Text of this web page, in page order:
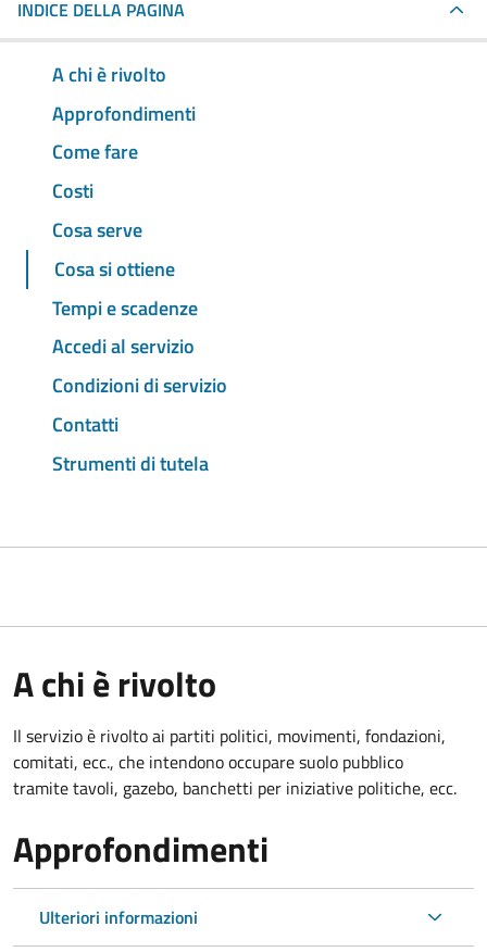
INDICE DELLA PAGINA
A chi è rivolto
Approfondimenti
Come fare
Costi
Cosa serve
Cosa si ottiene
Tempi e scadenze
Accedi al servizio
Condizioni di servizio
Contatti
Strumenti di tutela
A chi è rivolto
Il servizio è rivolto ai partiti politici, movimenti, fondazioni,
comitati, ecc., che intendono occupare suolo pubblico
tramite tavoli, gazebo, banchetti per iniziative politiche, ecc.
Approfondimenti
Ulteriori informazioni